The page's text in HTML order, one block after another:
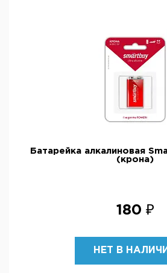
Батарейка алкалиновая
(крона)
180 ₽
НЕТ В